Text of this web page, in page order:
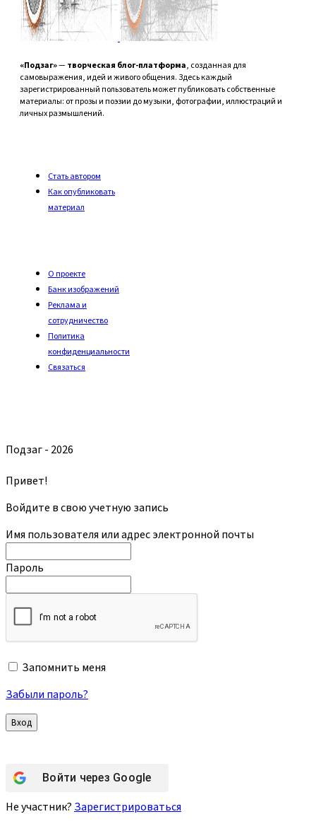
«Подзаг»— творческая блог-платформа, созданная для
самовыражения, идей и живого общения. Здесь каждый
зарегистрированный пользователь может публиковать собственные
материалы: от прозы и поэзии до музыки, фотографии, иллюстраций и
личных размышлений.
Стать автором
Как опубликовать
материал
О проекте
Банк изображений
Реклама и
сотрудничество
Политика
конфиденциальности
Связаться
Подзаг - 2026
Привет!
Войдите в свою учетную запись
Имя пользователя или адрес электронной почты
Пароль
Запомнить меня
Забыли пароль?
Войти через Google
Не участник? Зарегистрироваться